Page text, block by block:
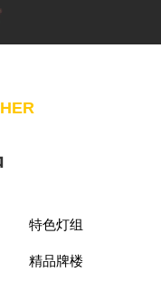
特色灯组
精品牌楼